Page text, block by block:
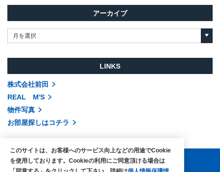
アーカイブ
月を選択
LINKS
株式会社前田
REAL M'S
物件写真
お部屋探しはコチラ
このサイトは、お客様へのサービス向上などの用途でCookie
を使用しております。Cookieの利用にご同意頂ける場合は